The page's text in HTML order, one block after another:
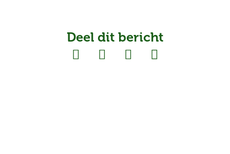
Deel dit bericht